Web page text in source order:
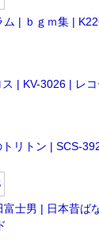
ム | ｂｇｍ集 |
| KV-3026 | レコ
リトン | SCS-
富士男 | 日本昔ば